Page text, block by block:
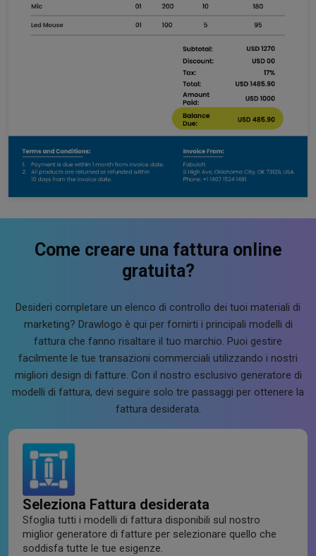
Come creare una fattura online
gratuita?
Desideri completare un elenco di controllo dei tuoi materiali di
marketing? Drawlogo è qui per fornirti i principali modelli di
fattura che fanno risaltare il tuo marchio. Puoi gestire
facilmente le tue transazioni commerciali utilizzando i nostri
migliori design di fatture. Con il nostro esclusivo generatore di
modelli di fattura, devi seguire solo tre passaggi per ottenere la
fattura desiderata.
Seleziona Fattura desiderata
Sfoglia tutti i modelli di fattura disponibili sul nostro
miglior generatore di fatture per selezionare quello che
soddisfa tutte le tue esigenze.